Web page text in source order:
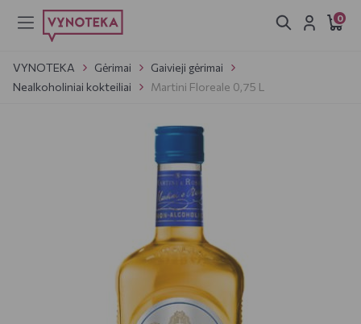
0
VYNOTEKA Gėrimai
Gaivieji gėrimai
Nealkoholiniai kokteiliai
Martini Floreale 0,75 L